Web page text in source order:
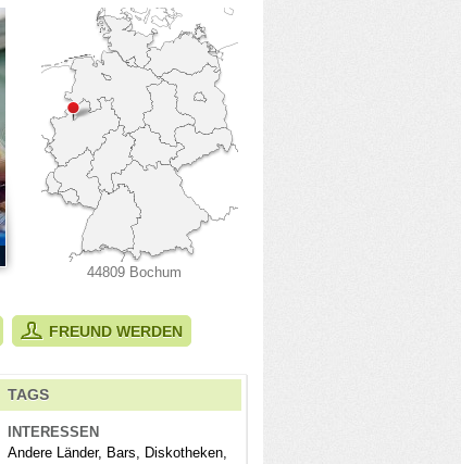
44809 Bochum
FREUND WERDEN
TAGS
INTERESSEN
Andere Länder, Bars, Diskotheken,